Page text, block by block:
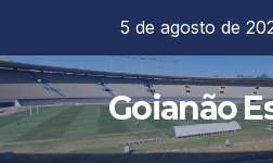
content
5 de agosto de
Goianão